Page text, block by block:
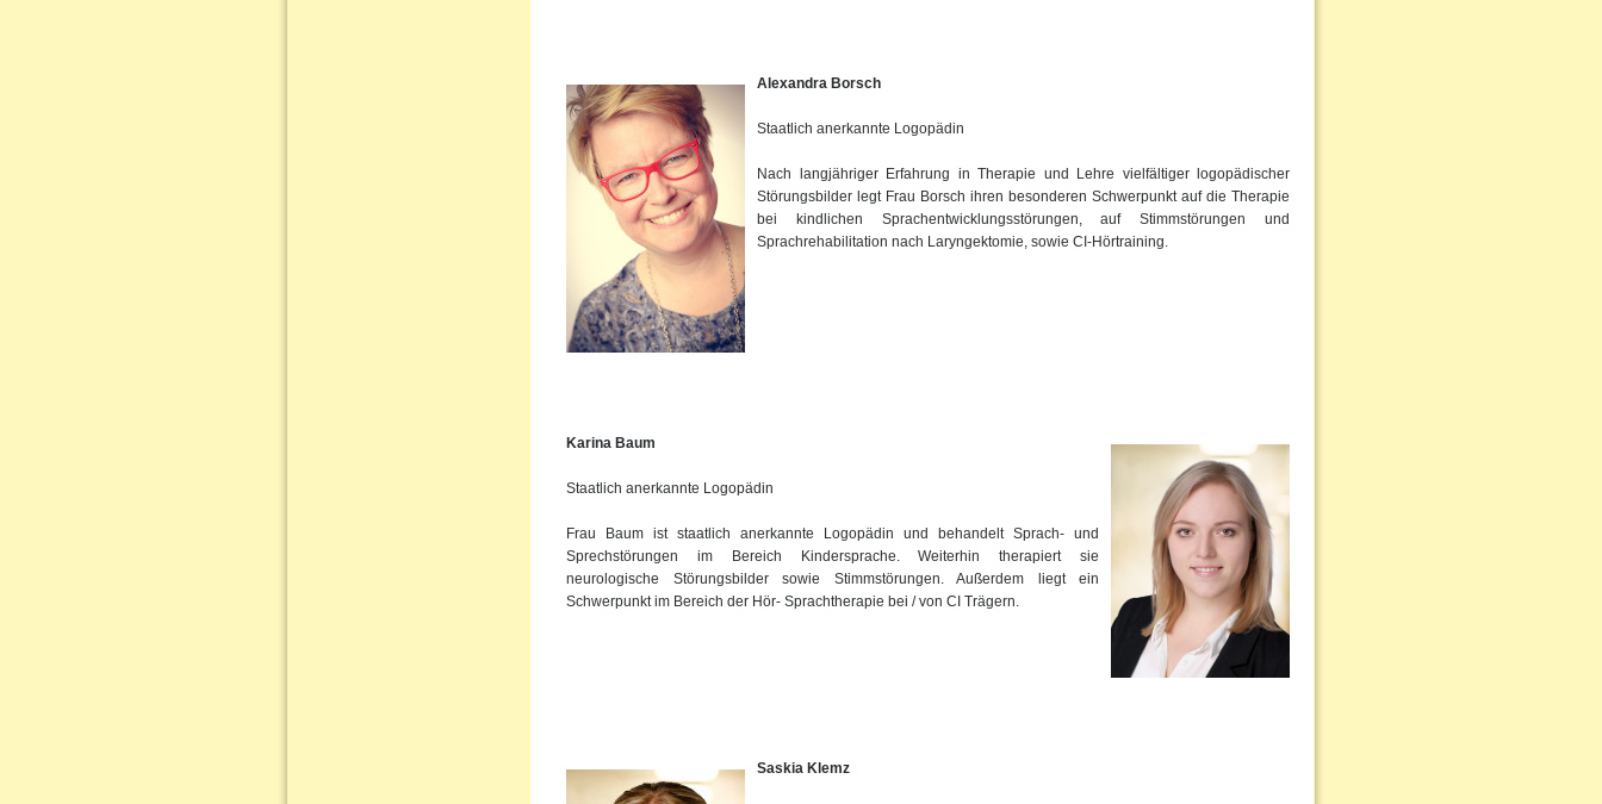
Alexandra Borsch
Staatlich anerkannte Logopädin
Nach langjähriger Erfahrung in Therapie und Lehre vielfältiger logopädischer
Störungsbilder legt Frau Borsch ihren besonderen Schwerpunkt auf die Therapie
bei kindlichen Sprachentwicklungsstörungen, auf Stimmstörungen und
Sprachrehabilitation nach Laryngektomie, sowie CI-Hörtraining.
Karina Baum
Staatlich anerkannte Logopädin
Frau Baum ist staatlich anerkannte Logopädin und behandelt Sprach- und
Sprechstörungen im Bereich Kindersprache. Weiterhin therapiert sie
neurologische Störungsbilder sowie Stimmstörungen. Außerdem liegt ein
Schwerpunkt im Bereich der Hör- Sprachtherapie bei / von CI Trägern.
Saskia Klemz